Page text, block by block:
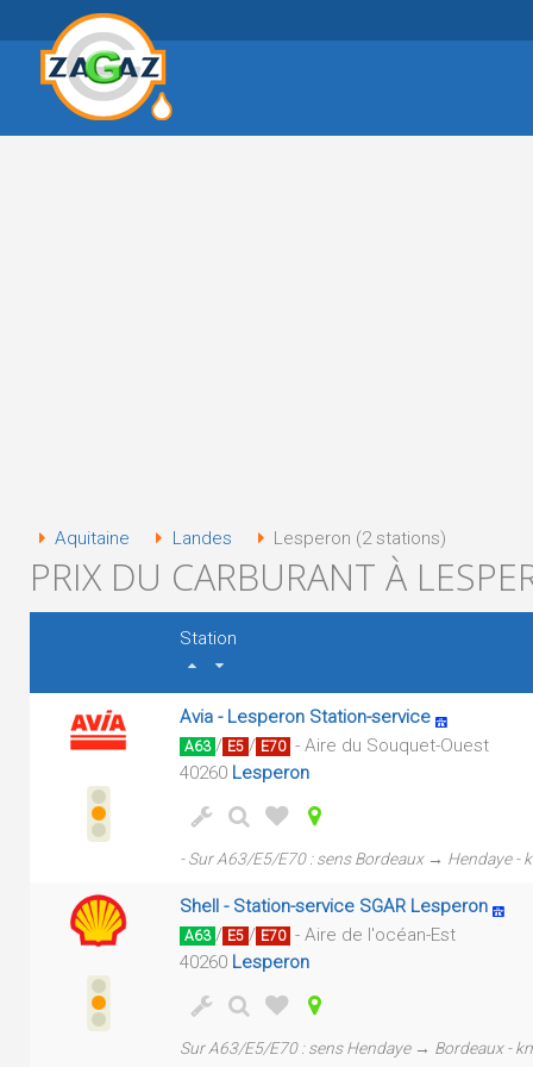
Aquitaine Landes Lesperon (2 stations)
PRIX DU CARBURANT À
Station
Avia - Lesperon Station-service
A63 / E5 / E70 - Aire du Souquet-Ouest
40260 Lesperon
- Sur A63/E5/E70 : sens Bordeaux → Hendaye -
Shell - Station-service SGAR Lesperon
A63 / E5 / E70 - Aire de l'océan-Est
40260 Lesperon
Sur A63/E5/E70 : sens Hendaye → Bordeaux -